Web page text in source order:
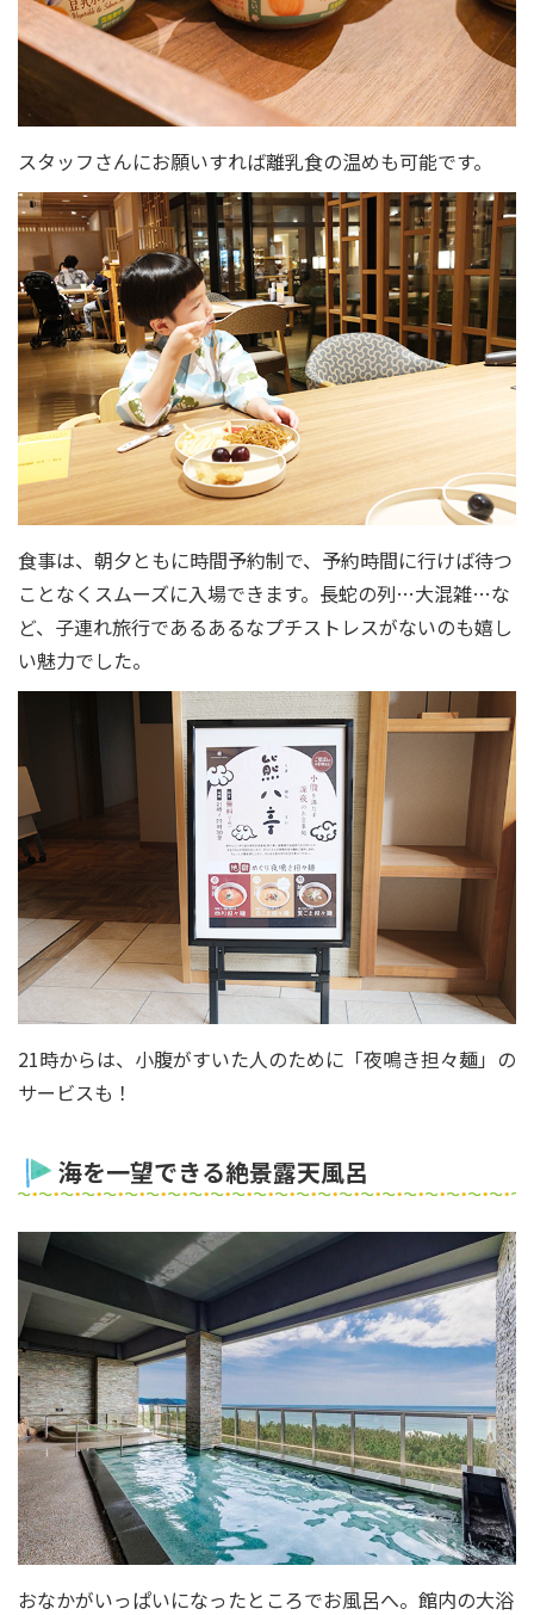
スタッフさんにお願いすれば離乳食の温めも可能です。
食事は、朝夕ともに時間予約制で、予約時間に行けば待つ
ことなくスムーズに入場できます。長蛇の列…大混雑…な
ど、子連れ旅行であるあるなプチストレスがないのも嬉し
い魅力でした。
21時からは、小腹がすいた人のために「夜鳴き担々麺」の
サービスも！
海を一望できる絶景露天風呂
おなかがいっぱいになったところでお風呂へ。館内の大浴